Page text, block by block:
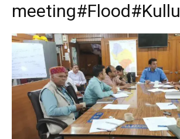
meeting#Flood#Kullu